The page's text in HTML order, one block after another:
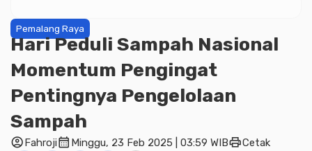
Pemalang Raya
Hari Peduli Sampah Nasional
Momentum Pengingat
Pentingnya Pengelolaan
Sampah
account_circleFahrojicalendar_month Minggu, 23 Feb 2025 | 03:59 WIBprintCetak